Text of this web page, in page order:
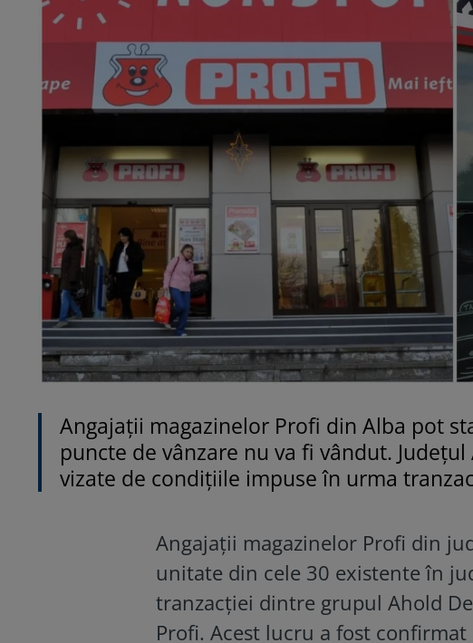
Angajații magazinelor Profi din Alba pot
puncte de vânzare nu va fi vândut.
vizate de condițiile impuse în urma
Angajații magazinelor Profi din
unitate din cele 30 existente în
tranzacției dintre grupul Ahold
Profi. Acest lucru a fost